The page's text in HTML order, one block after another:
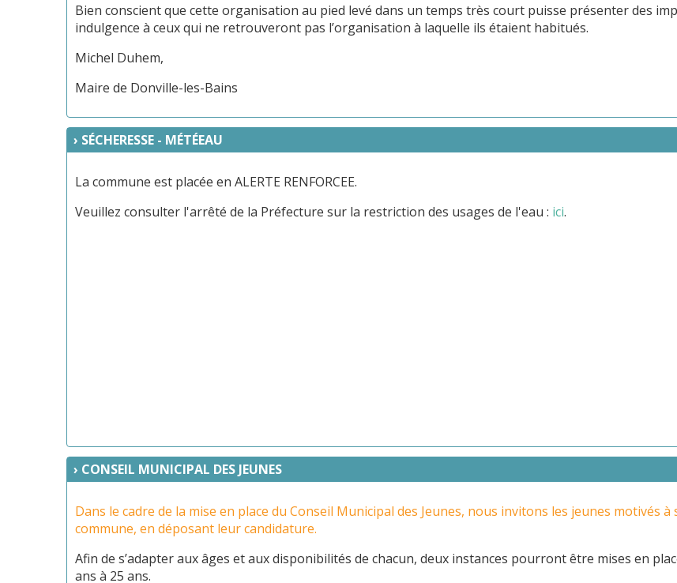
Bien conscient que cette organisation au pied levé dans un temps très court puisse présenter des
indulgence à ceux qui ne retrouveront pas l’organisation à laquelle ils étaient habitués.
Michel Duhem,
Maire de Donville-les-Bains
SÉCHERESSE - MÉTÉEAU
La commune est placée en ALERTE RENFORCEE.
Veuillez consulter l'arrêté de la Préfecture sur la restriction des usages de l'eau : ici.
CONSEIL MUNICIPAL DES JEUNES
Dans le cadre de la mise en place du Conseil Municipal des Jeunes, nous invitons les jeunes motivés
commune, en déposant leur candidature.
Afin de s’adapter aux âges et aux disponibilités de chacun, deux instances pourront être mises en
ans à 25 ans.